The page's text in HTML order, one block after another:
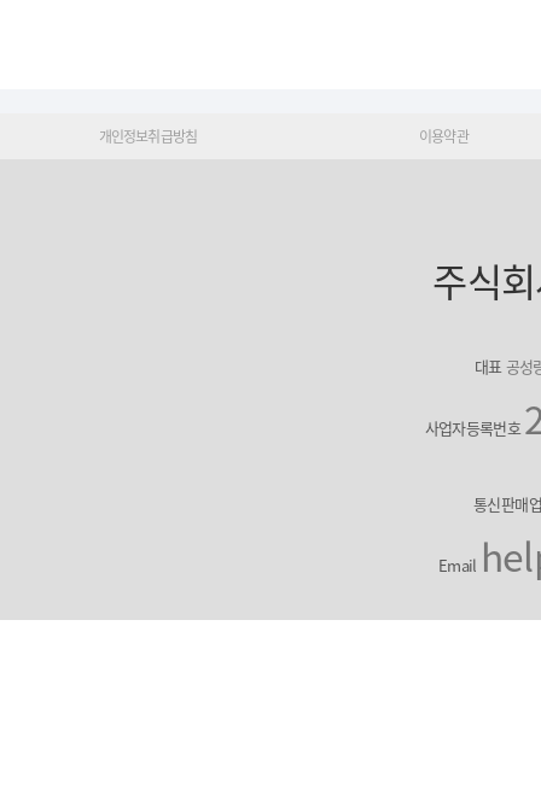
개인정보취급방침 이용약관
주식
대표공성
사업자등록번호
통신판매업
Email